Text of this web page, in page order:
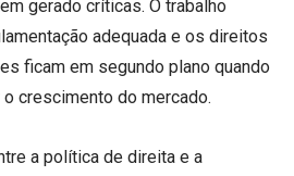
gerado críticas. O trabalho
adequada e os direitos
ficam em segundo plano quando
crescimento do mercado.
a política de direita e a